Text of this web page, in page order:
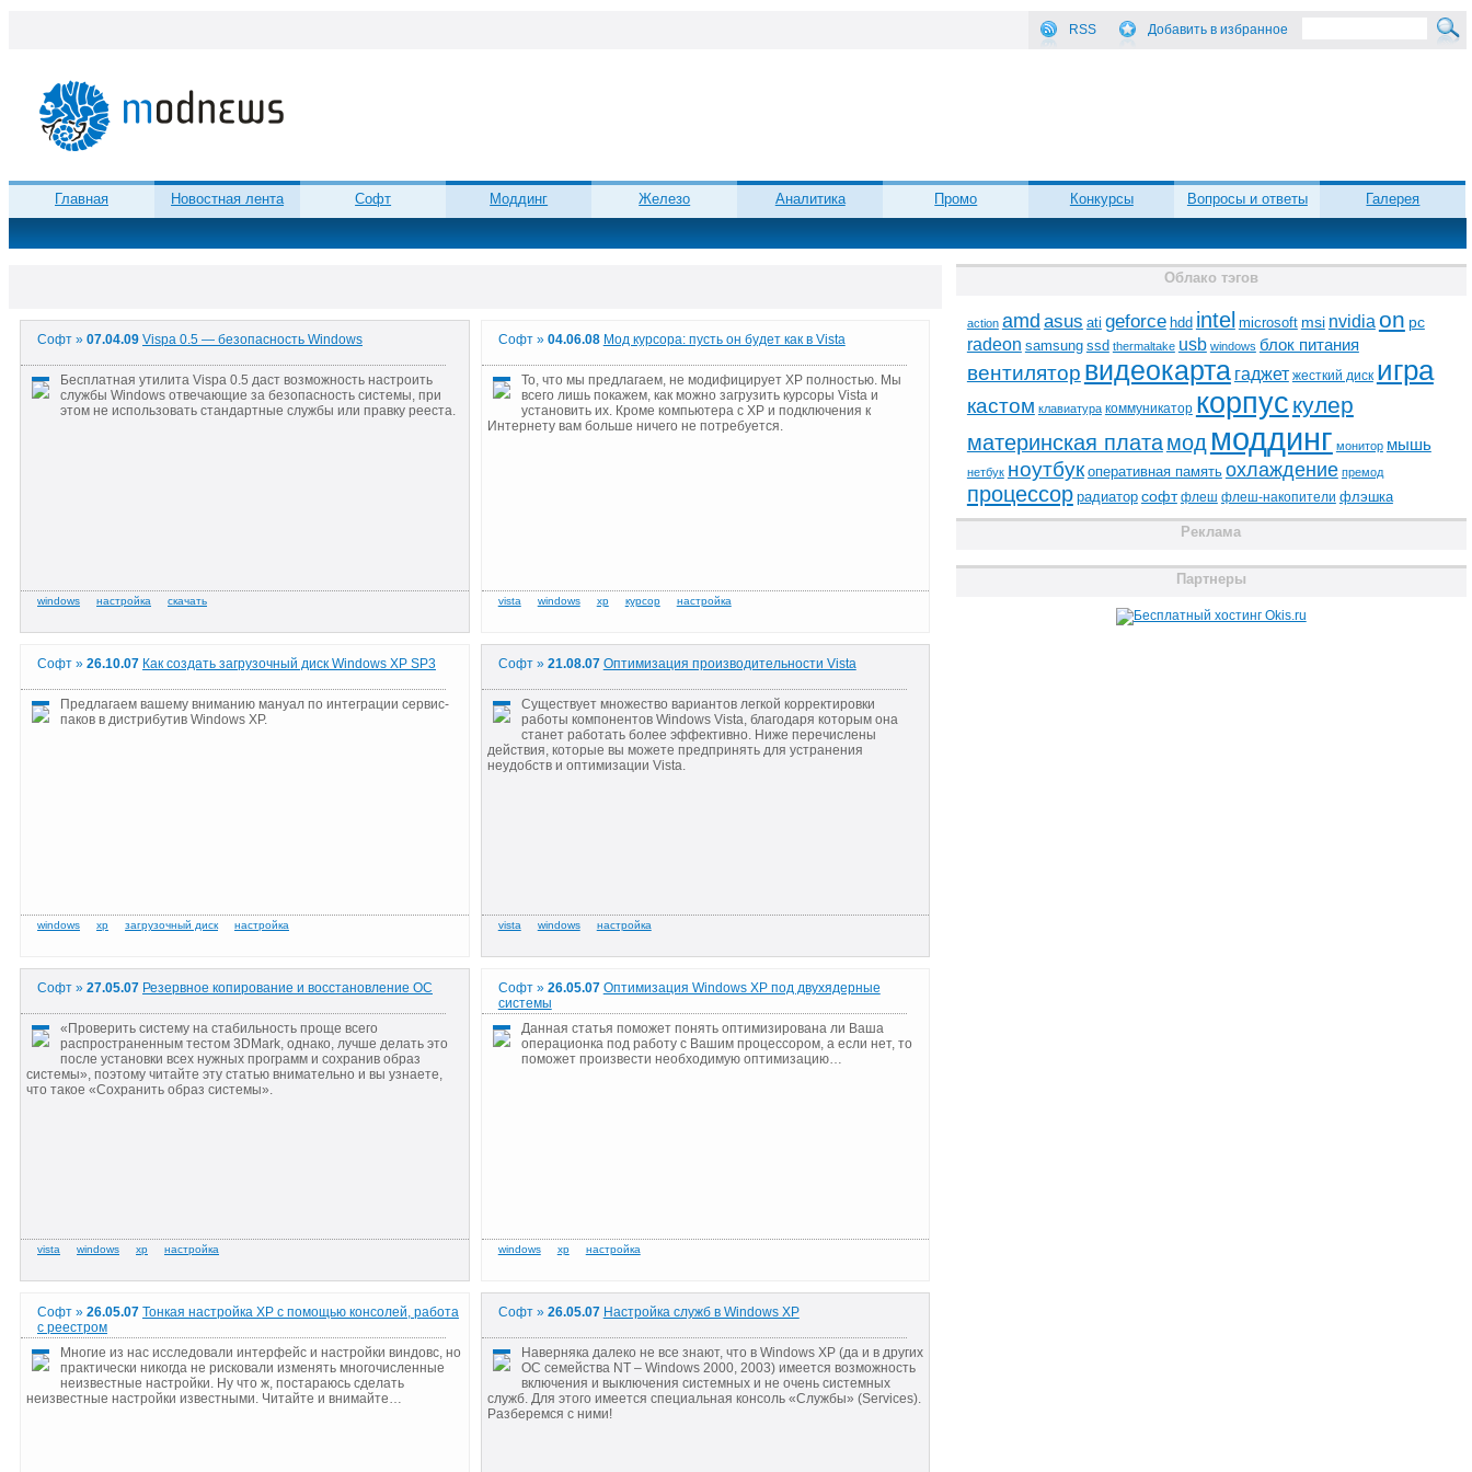
RSS Добавить в избранное
Главная Новостная лента Софт Моддинг Железо Аналитика Промо Конкурсы Вопросы и ответы Галерея
Софт » 07.04.09 Vispa 0.5 — безопасность Windows
Бесплатная утилита Vispa 0.5 даст возможность настроить
службы Windows отвечающие за безопасность системы, при
этом не использовать стандартные службы или правку рееста.
Софт »04.06.08 Мод курсора: пусть он будет как в Vista
То, что мы предлагаем, не модифицирует XP полностью. Мы
всего лишь покажем, как можно загрузить курсоры Vista и
установить их. Кроме компьютера с XP и подключения к
Интернету вам больше ничего не потребуется.
Софт » 26.10.07 Как создать загрузочный диск Windows XP SP3
Предлагаем вашему вниманию мануал по интеграции сервис-
паков в дистрибутив Windows XP.
Софт »21.08.07 Оптимизация производительности Vista
Существует множество вариантов легкой корректировки
работы компонентов Windows Vista, благодаря которым она
станет работать более эффективно. Ниже перечислены
действия, которые вы можете предпринять для устранения
неудобств и оптимизации Vista.
Софт » 27.05.07 Резервное копирование и восстановление ОС
«Проверить систему на стабильность проще всего
распространенным тестом 3DMark, однако, лучше делать это
после установки всех нужных программ и сохранив образ
системы», поэтому читайте эту статью внимательно и вы узнаете,
что такое «Сохранить образ системы».
Софт »26.05.07 Оптимизация Windows XP под двухядерные
системы
Данная статья поможет понять оптимизирована ли Ваша
операционка под работу с Вашим процессором, а если нет, то
поможет произвести необходимую оптимизацию…
Софт » 26.05.07 Тонкая настройка XP с помощью консолей, работа
с реестром
Многие из нас исследовали интерфейс и настройки виндовс, но
практически никогда не рисковали изменять многочисленные
неизвестные настройки. Ну что ж, постараюсь сделать
неизвестные настройки известными. Читайте и внимайте…
Софт »26.05.07 Настройка служб в Windows XP
Наверняка далеко не все знают, что в Windows XP (да и в других
ОС семейства NT – Windows 2000, 2003) имеется возможность
включения и выключения системных и не очень системных
служб. Для этого имеется специальная консоль «Службы» (Services).
Разберемся с ними!
Облако тэгов
action amd asus ati geforce hdd intel microsoft msi nvidia on pc
radeon samsung ssd thermaltake usb windows блок питания
вентилятор видеокарта гаджет жесткий диск игра
кастом клавиатура коммуникатор корпус кулер
материнская платамод моддинг монитор мышь
нетбук ноутбук оперативная память охлаждение премод
процессор радиатор софт флеш флеш-накопители флэшка
Реклама
Партнеры